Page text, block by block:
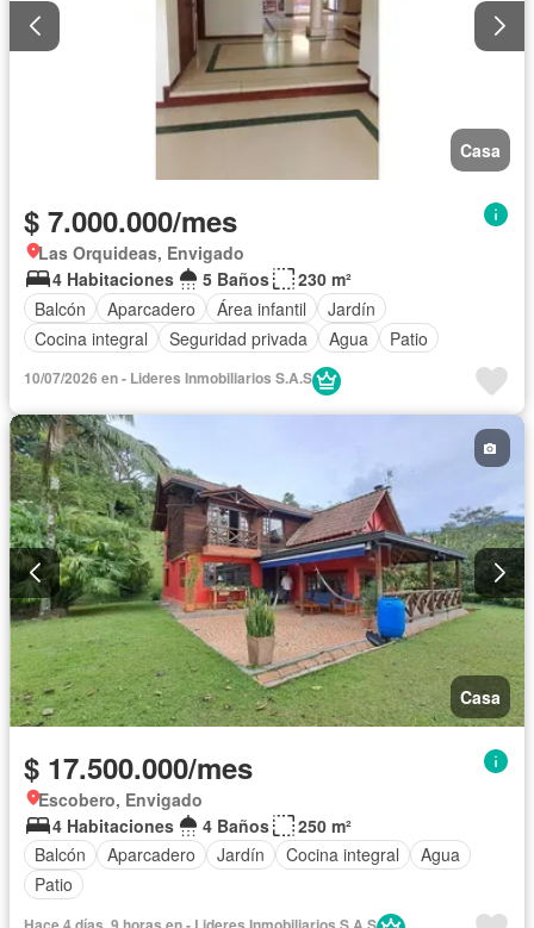
Casa
$ 7.000.000/mes
Las Orquideas, Envigado
4 Habitaciones
5 Baños
230 m²
Balcón
Aparcadero Área infantil
Jardín
Cocina integral
Seguridad privada Agua Patio
10/07/2026 en - Lideres Inmobiliarios S.A.S
Casa
$ 17.500.000/mes
Escobero, Envigado
4 Habitaciones
4 Baños
250 m²
Balcón
Aparcadero Jardín Cocina integral
Agua
Patio